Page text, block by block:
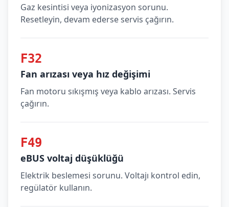
Gaz kesintisi veya iyonizasyon sorunu.
Resetleyin, devam ederse servis çağırın.
F32
Fan arızası veya hız değişimi
Fan motoru sıkışmış veya kablo arızası. Servis
çağırın.
F49
eBUS voltaj düşüklüğü
Elektrik beslemesi sorunu. Voltajı kontrol edin,
regülatör kullanın.